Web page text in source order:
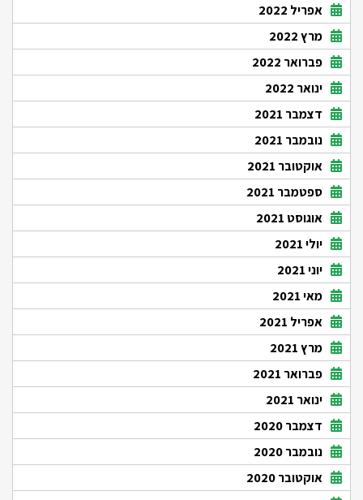
אפריל 2022
מרץ 2022
פברואר 2022
ינואר 2022
דצמבר 2021
נובמבר 2021
אוקטובר 2021
ספטמבר 2021
אוגוסט 2021
יולי 2021
יוני 2021
מאי 2021
אפריל 2021
מרץ 2021
פברואר 2021
ינואר 2021
דצמבר 2020
נובמבר 2020
אוקטובר 2020